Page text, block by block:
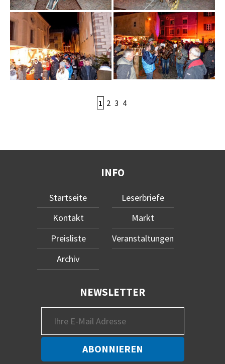
1 2 3 4
INFO
Startseite
Kontakt
Preisliste
Archiv
Leserbriefe
Markt
Veranstaltungen
NEWSLETTER